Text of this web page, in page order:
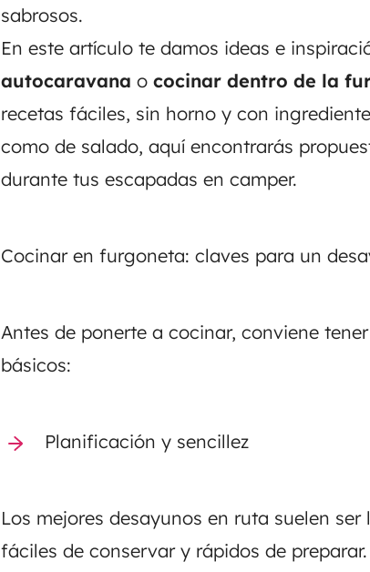
sabrosos.
En este artículo te damos ideas e
autocaravana o cocinar dentro de la
recetas fáciles, sin horno y con
como de salado, aquí encontrarás
durante tus escapadas en camper.
Cocinar en furgoneta: claves para un
Antes de ponerte a cocinar, conviene
básicos:
Planificación y sencillez
Los mejores desayunos en ruta suelen
fáciles de conservar y rápidos de preparar.